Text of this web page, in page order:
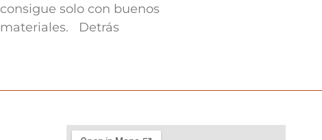
consigue solo con buenos
materiales. Detrás